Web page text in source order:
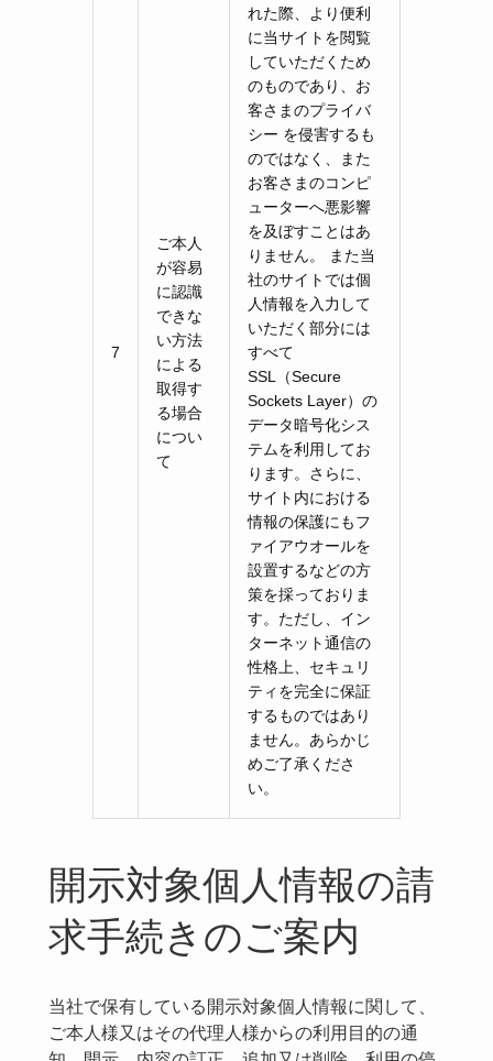
7
ご本人
が容易
に認識
できな
い方法
による
取得す
る場合
につい
て
れた際、より便利
に当サイトを閲覧
していただくため
のものであり、お
客さまのプライバ
シー を侵害するも
のではなく、また
お客さまのコンピ
ューターへ悪影響
を及ぼすことはあ
りません。 また当
社のサイトでは個
人情報を入力して
いただく部分には
すべて
SSL（Secure
Sockets Layer）の
データ暗号化シス
テムを利用してお
ります。さらに、
サイト内における
情報の保護にもフ
ァイアウオールを
設置するなどの方
策を採っておりま
す。ただし、イン
ターネット通信の
性格上、セキュリ
ティを完全に保証
するものではあり
ません。あらかじ
めご了承くださ
い。
開示対象個人情報の請
求手続きのご案内
当社で保有している開示対象個人情報に関して、
ご本人様又はその代理人様からの利用目的の通